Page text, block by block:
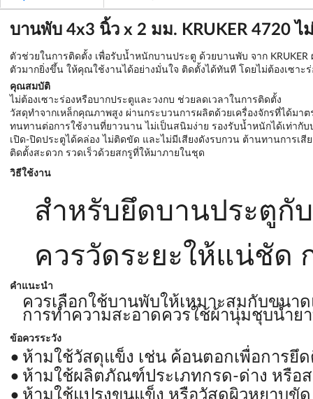
บานพับ 4x3 นิ้ว x 2 มม. KRUKER 4720 ไ
ตัวช่วยในการติดตั้ง เพื่อรับน้ำหนักบานประตู ด้วยบานพับ จาก
ตัวมากยิ่งขึ้น ให้คุณใช้งานได้อย่างมั่นใจ ติดตั้งได้ทันที โดยไม่ต้องเซา
คุณสมบัติ
ไม่ต้องเซาะร่องหรือบากประตูและวงกบ ช่วยลดเวลาในการติดตั้ง
วัสดุทำจากเหล็กคุณภาพสูง ผ่านกระบวนการผลิตด้วยเครื่องจักรที่ได้มาต
ทนทานต่อการใช้งานที่ยาวนาน ไม่เป็นสนิมง่าย รองรับน้ำหนักได้เท่ากั
เปิด-ปิดประตูได้คล่อง ไม่ติดขัด และไม่มีเสียงดังรบกวน ต้านทานการเสี
ติดตั้งสะดวก รวดเร็วด้วยสกรูที่ให้มาภายในชุด
วิธีใช้งาน
สำหรับยึดบานประตูกั
ควรวัดระยะให้แน่ชัด
คำแนะนำ
ควรเลือกใช้บานพับให้เหมาะสมกับขนา
การทำความสะอาดควรใช้ผ้านุ่มชุบน้ำย
ข้อควรระวัง
ห้ามใช้วัสดุแข็ง เช่น ค้อนตอกเพื่อการยึ
ห้ามใช้ผลิตภัณฑ์ประเภทกรด-ด่าง หรือ